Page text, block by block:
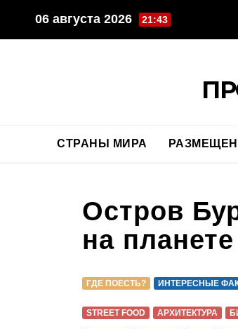
06 августа 2026 21:43
СТРАНЫ МИРА
Остров
на планете
ГДЕ ПОЕСТЬ? ИНТЕРЕСНЫЕ
STREET FOOD АРХИТЕКТУРА